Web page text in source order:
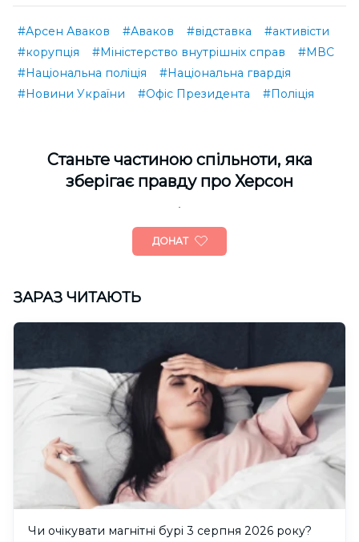
#Арсен Аваков #Аваков #відставка
#активісти
#корупція
#Міністерство внутрішніх справ
#МВС
#Національна поліція
#Національна гвардія
#Новини України
#Офіс Президента #Поліція
Cтаньте частиною спільноти, яка
зберігає правду про Херсон
ДОНАТ
ЗАРАЗ ЧИТАЮТЬ
Чи очікувати магнітні бурі 3 серпня 2026 року?